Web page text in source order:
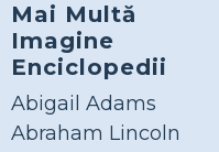
Mai Multă
Imagine
Enciclopedii
Abigail Adams
Abraham Lincoln